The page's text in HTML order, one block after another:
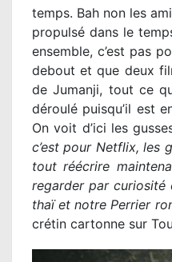
temps. Bah non les
propulsé dans le
ensemble, c’est pas
debout et que deux
de Jumanji, tout ce
déroulé puisqu’il est
On voit d’ici les
c’est pour Netflix, les
tout réécrire
regarder par curiosité
thaï et notre Perrier
crétin cartonne sur